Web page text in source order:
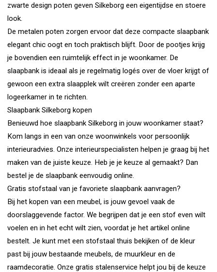
zwarte design poten geven Silkeborg een eigentijdse en stoere
look.
De metalen poten zorgen ervoor dat deze compacte slaapbank
elegant chic oogt en toch praktisch blijft. Door de pootjes krijg
je bovendien een ruimtelijk effect in je woonkamer. De
slaapbank is ideaal als je regelmatig logés over de vloer krijgt of
gewoon een extra slaapplek wilt creëren zonder een aparte
logeerkamer in te richten.
Slaapbank Silkeborg kopen
Benieuwd hoe slaapbank Silkeborg in jouw woonkamer staat?
Kom langs in een van onze woonwinkels voor persoonlijk
interieuradvies. Onze interieurspecialisten helpen je graag bij het
maken van de juiste keuze. Heb je je keuze al gemaakt? Dan
bestel je de slaapbank eenvoudig online.
Gratis stofstaal van je favoriete slaapbank aanvragen?
Bij het kopen van een meubel, is jouw gevoel vaak de
doorslaggevende factor. We begrijpen dat je een stof even wilt
voelen en in het echt wilt zien, voordat je het artikel online
bestelt. Je kunt met een stofstaal thuis bekijken of de kleur
past bij jouw bestaande meubels, de muurkleur en de
raamdecoratie. Onze gratis stalenservice helpt jou bij de keuze